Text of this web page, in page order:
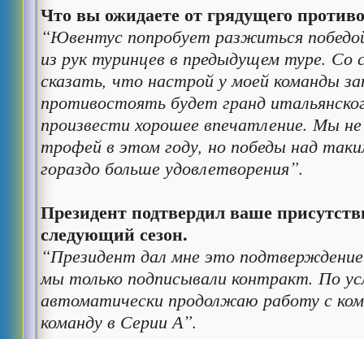
Что вы ожидаете от грядущего
“Ювентус попробует разжиться
из рук туринцев в предыдущем туре. Со
сказать, что настрой у моей команды
противостоять будет гранд
произвести хорошее впечатление. Мы
трофей в этом году, но победы над
гораздо больше удовлетворения”.
Президент подтвердил ваше
следующий сезон.
“Президент дал мне это
мы только подписывали контракт. По
автоматически продолжаю работу с
команду в Серии А”.